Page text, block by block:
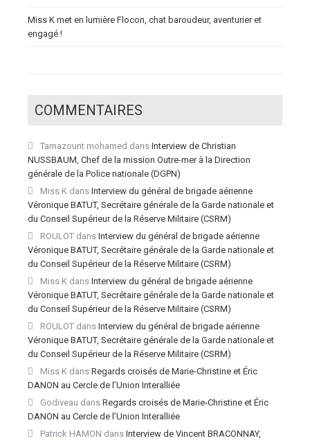
Miss K met en lumière Flocon, chat baroudeur, aventurier et
engagé !
COMMENTAIRES
Tamazount mohamed dans Interview de Christian
NUSSBAUM, Chef de la mission Outre-mer à la Direction
générale de la Police nationale (DGPN)
Miss K dans Interview du général de brigade aérienne
Véronique BATUT, Secrétaire générale de la Garde nationale et
du Conseil Supérieur de la Réserve Militaire (CSRM)
ROULOT dans Interview du général de brigade aérienne
Véronique BATUT, Secrétaire générale de la Garde nationale et
du Conseil Supérieur de la Réserve Militaire (CSRM)
Miss K dans Interview du général de brigade aérienne
Véronique BATUT, Secrétaire générale de la Garde nationale et
du Conseil Supérieur de la Réserve Militaire (CSRM)
ROULOT dans Interview du général de brigade aérienne
Véronique BATUT, Secrétaire générale de la Garde nationale et
du Conseil Supérieur de la Réserve Militaire (CSRM)
Miss K dans Regards croisés de Marie-Christine et Éric
DANON au Cercle de l’Union Interalliée
Godiveau dans Regards croisés de Marie-Christine et Éric
DANON au Cercle de l’Union Interalliée
Patrick HAMON dans Interview de Vincent BRACONNAY,